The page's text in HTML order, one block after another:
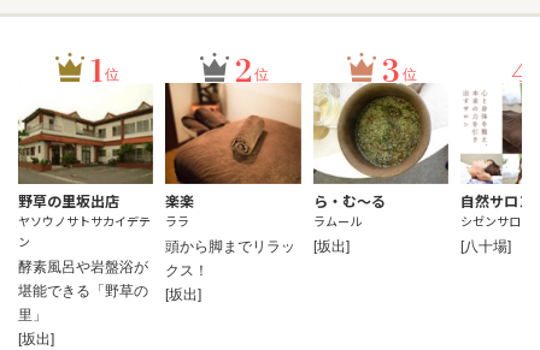
1位
野草の里坂出店
ヤソウノサトサカイデテ
ン
酵素風呂や岩盤浴が
堪能できる「野草の
里」
[坂出]
2 位
楽楽
ララ
頭から脚までリラッ
クス！
[坂出]
3 位
ら・む～る
ラムール
[坂出]
4
自然サロン
シゼンサロン
[八十場]